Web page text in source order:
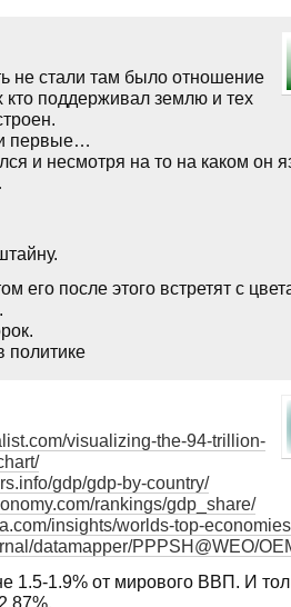
не стали там было отношение
поддерживал землю и тех
первые…
и несмотря на то на каком он
его после этого встретят с
политике
visualizing-the-94-trillion-
gdp/gdp-by-country/
rankings/gdp_share/
insights/worlds-top-
datamapper/PPPSH@WEO/
1.5-1.9% от мирового ВВП. И